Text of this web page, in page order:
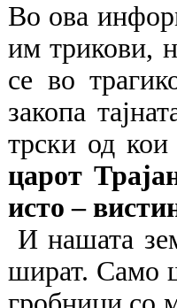
Во ова
им трикови,
се во
закопа
трски од
царот
исто –
И нашата
шират. Само